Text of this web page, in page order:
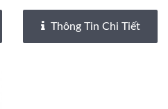
Thông Tin Chi Tiết